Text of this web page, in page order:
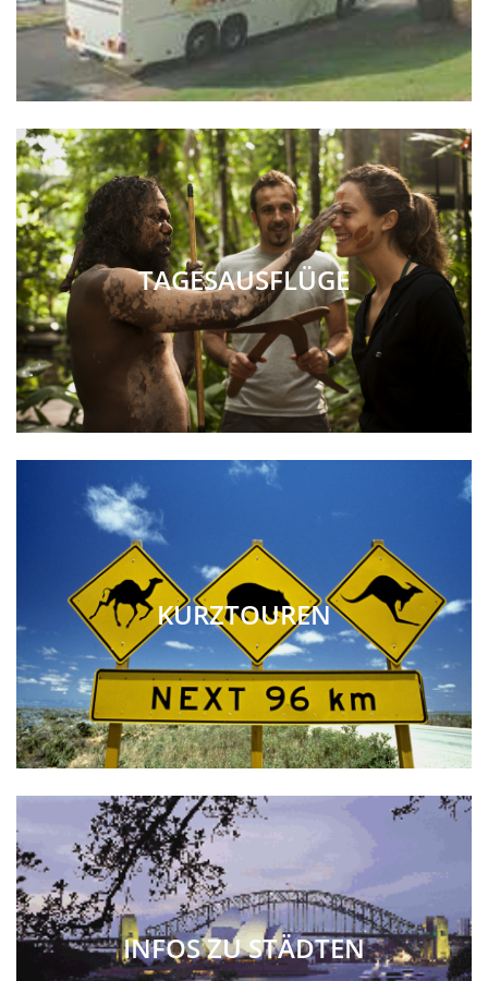
TAGESAUSFLÜGE
KURZTOUREN
INFOS ZU STÄDTEN